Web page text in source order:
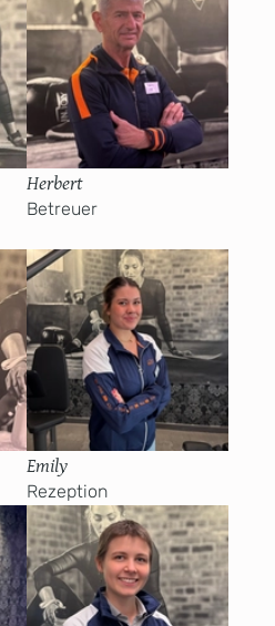
Herbert
Betreuer
Emily
Rezeption